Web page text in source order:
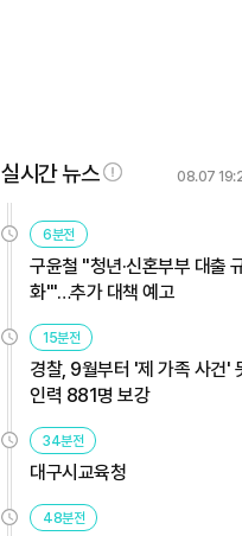
실시간 뉴스 08.07
6분전
구윤철 "청년·신혼부부 대출
화'"…추가 대책 예고
15분전
경찰, 9월부터 '제 가족 사건'
인력 881명 보강
34분전
대구시교육청
48분전